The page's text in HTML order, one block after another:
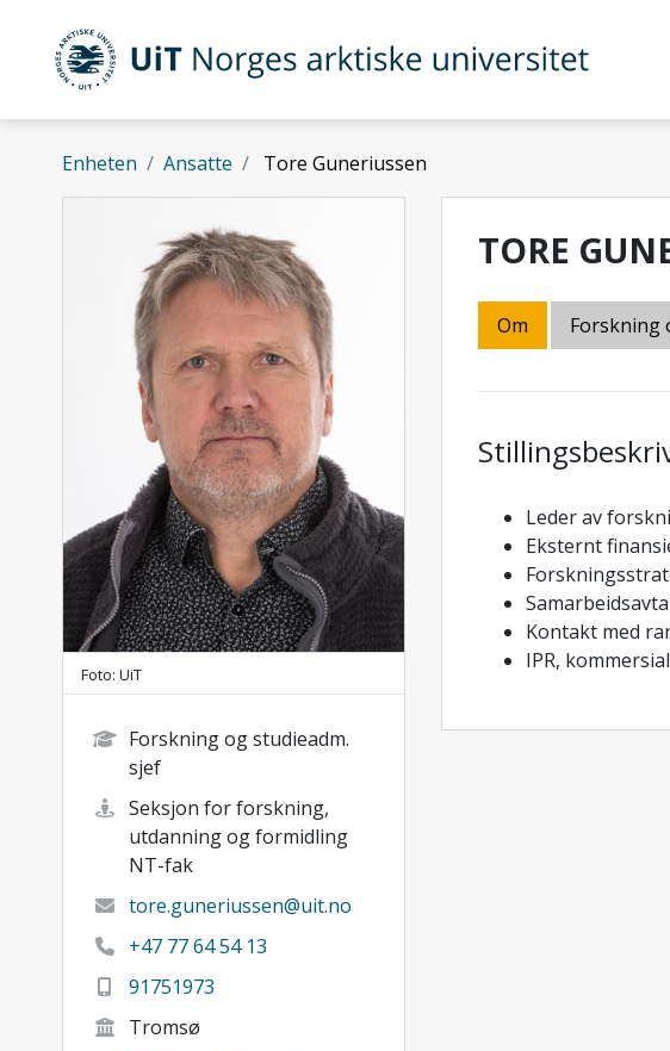
Gå til hovedinnhold
UiT Norges arktiske universitet
Enheten Ansatte Tore Guneriussen
Foto: UiT
Forskning og studieadm.
sjef
Seksjon for forskning,
utdanning og formidling
NT-fak
tore.guneriussen@uit.no
+47 77 64 54 13
91751973
Tromsø
TORE
Om Forskning
Leder av
Eksternt
Kontakt med
IPR,